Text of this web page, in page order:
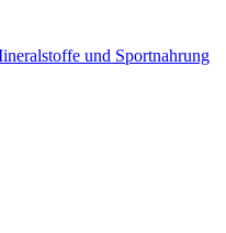
und Sportnahrung